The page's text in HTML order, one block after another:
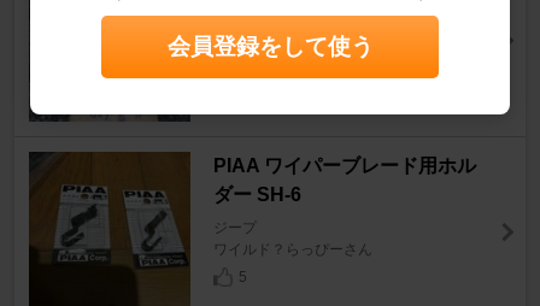
10
PIAA ワイパーブレード用ホル
ダー SH-6
ジープ
ワイルド？らっぴーさん
5
会員登録をして使う